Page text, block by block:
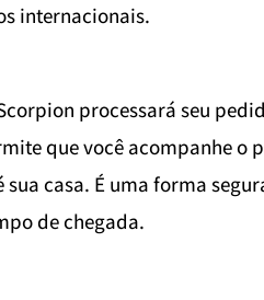
internacionais.
processará seu
que você acompanhe o
casa. É uma forma
de chegada.